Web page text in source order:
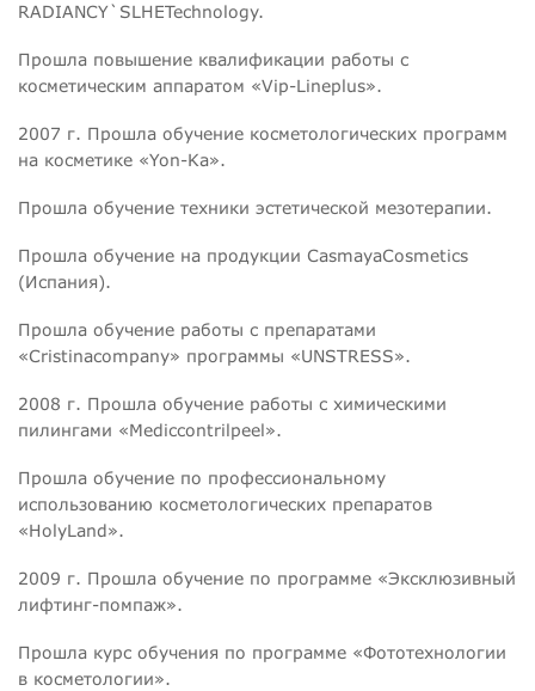
RADIANCY`SLHETechnology.
Прошла повышение квалификации работы с
косметическим аппаратом «Vip-Lineplus».
2007 г. Прошла обучение косметологических программ
на косметике «Yon-Ka».
Прошла обучение техники эстетической мезотерапии.
Прошла обучение на продукции CasmayaCosmetics
(Испания).
Прошла обучение работы с препаратами
«Cristinacompany» программы «UNSTRESS».
2008 г. Прошла обучение работы с химическими
пилингами «Mediccontrilpeel».
Прошла обучение по профессиональному
использованию косметологических препаратов
«HolyLand».
2009 г. Прошла обучение по программе «Эксклюзивный
лифтинг-помпаж».
Прошла курс обучения по программе «Фототехнологии
в косметологии».